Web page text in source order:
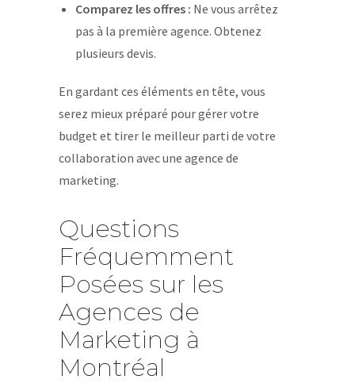
Comparez les offres : Ne vous arrêtez
pas à la première agence. Obtenez
plusieurs devis.
En gardant ces éléments en tête, vous
serez mieux préparé pour gérer votre
budget et tirer le meilleur parti de votre
collaboration avec une agence de
marketing.
Questions
Fréquemment
Posées sur les
Agences de
Marketing à
Montréal